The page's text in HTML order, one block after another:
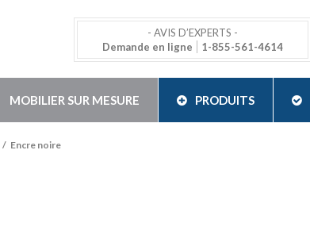
- AVIS D’EXPERTS -
Demande en ligne
1-855-561-4614
MOBILIER SUR MESURE PRODUITS
/ Encre noire